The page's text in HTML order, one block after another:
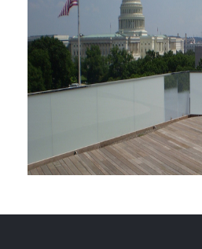
Sede de la